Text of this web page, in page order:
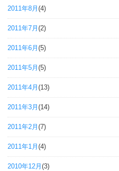
2011年8月 (4)
2011年7月 (2)
2011年6月 (5)
2011年5月 (5)
2011年4月 (13)
2011年3月 (14)
2011年2月 (7)
2011年1月 (4)
2010年12月 (3)